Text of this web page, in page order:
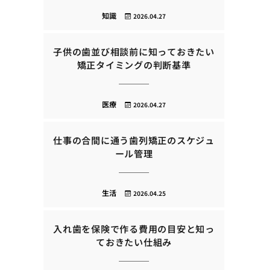
2026.04.27
知識
子供の歯並び相談前に知っておきたい
矯正タイミングの判断基準
2026.04.27
医療
仕事の合間に通う歯列矯正のスケジュ
ール管理
2026.04.25
生活
入れ歯を保険で作る費用の目安と知っ
ておきたい仕組み